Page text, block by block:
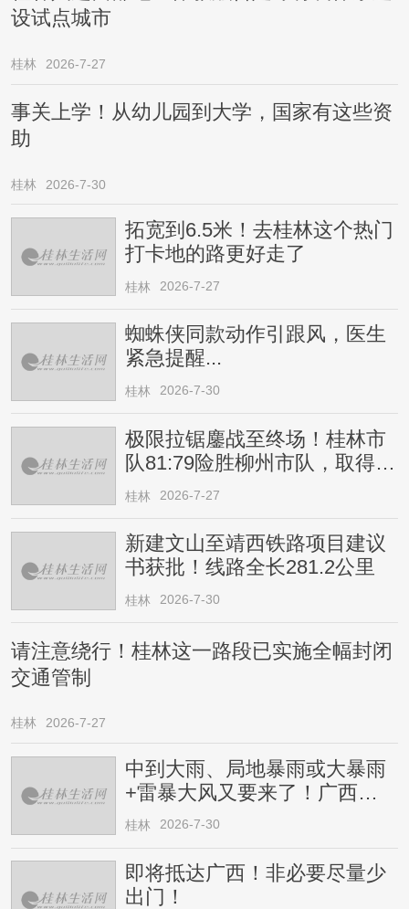
设试点城市
桂林 2026-7-27
事关上学！从幼儿园到大学，国家有这些资
助
桂林 2026-7-30
拓宽到6.5米！去桂林这个热门
打卡地的路更好走了
桂林 2026-7-27
蜘蛛侠同款动作引跟风，医生
紧急提醒...
桂林 2026-7-30
极限拉锯鏖战至终场！桂林市
队81:79险胜柳州市队，取得四
连胜
桂林 2026-7-27
新建文山至靖西铁路项目建议
书获批！线路全长281.2公里
桂林 2026-7-30
请注意绕行！桂林这一路段已实施全幅封闭
交通管制
桂林 2026-7-27
中到大雨、局地暴雨或大暴雨
+雷暴大风又要来了！广西人
请注意
桂林 2026-7-30
即将抵达广西！非必要尽量少
出门！